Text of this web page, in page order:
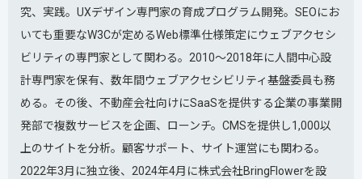
究、実践。UXデザイン専門家の育成プログラム開発。SEOにお
いても重要なW3Cが定めるWeb標準仕様策定にウェブアクセシ
ビリティの専門家として関わる。2010～2018年に人間中心設
計専門家を保有、数年間ウェブアクセシビリティ基盤委員も務
める。その後、不動産会社向けにSaaSを提供する企業の事業開
発部で複数サービスを企画、ローンチ。CMSを提供し1,000以
上のサイトを分析。顧客サポート、サイト運営にも関わる。
2022年3月に独立後、2024年4月に株式会社BringFlowerを設